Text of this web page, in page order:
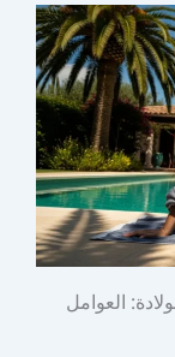
العوامل